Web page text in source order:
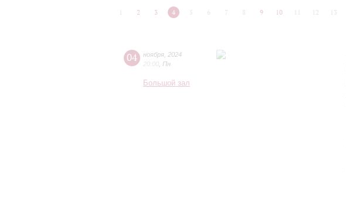
2 3 4 5 6 7 8 9 10 12 13
04 ноября 2024
20:00 Пн
Большой зал